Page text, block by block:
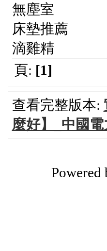
無塵室
床墊推薦
滴雞精
頁: [1]
查看完整版本:
麼好】_中國
Powered